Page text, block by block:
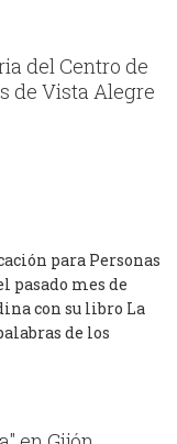
del Centro de
de Vista Alegre
para Personas
pasado mes de
con su libro La
de los